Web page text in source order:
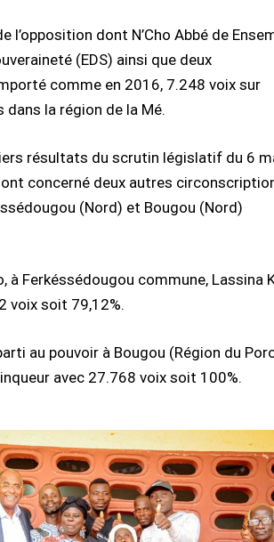
l’opposition dont N’Cho Abbé de
(EDS) ainsi que deux
comme en 2016, 7.248 voix sur
la région de la Mé.
résultats du scrutin législatif du 6
concerné deux autres
(Nord) et Bougou (Nord)
à Ferkéssédougou commune, Lassina
voix soit 79,12%.
au pouvoir à Bougou (Région du
avec 27.768 voix soit 100%.